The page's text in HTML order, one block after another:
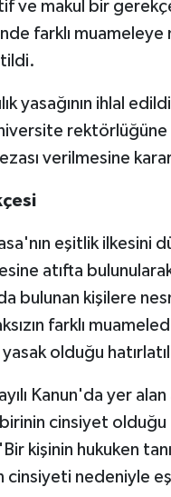
ve makul bir gerekçe
farklı muameleye
yasağının ihlal
verilmesine
eşitlik ilkesini
atıfta
bulunan kişilere
farklı
yasak olduğu
Kanun'da yer alan
cinsiyet olduğu
kişinin hukuken
cinsiyeti nedeniyle